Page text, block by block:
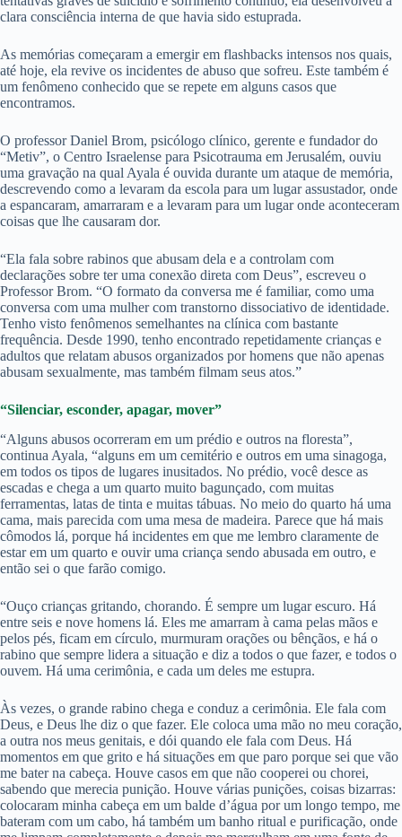
clara consciência interna de que havia sido estuprada.
As memórias começaram a emergir em flashbacks intensos nos quais,
até hoje, ela revive os incidentes de abuso que sofreu. Este também é
um fenômeno conhecido que se repete em alguns casos que
encontramos.
O professor Daniel Brom, psicólogo clínico, gerente e fundador do
“Metiv”, o Centro Israelense para Psicotrauma em Jerusalém, ouviu
uma gravação na qual Ayala é ouvida durante um ataque de memória,
descrevendo como a levaram da escola para um lugar assustador, onde
a espancaram, amarraram e a levaram para um lugar onde aconteceram
coisas que lhe causaram dor.
“Ela fala sobre rabinos que abusam dela e a controlam com
declarações sobre ter uma conexão direta com Deus”, escreveu o
Professor Brom. “O formato da conversa me é familiar, como uma
conversa com uma mulher com transtorno dissociativo de identidade.
Tenho visto fenômenos semelhantes na clínica com bastante
frequência. Desde 1990, tenho encontrado repetidamente crianças e
adultos que relatam abusos organizados por homens que não apenas
abusam sexualmente, mas também filmam seus atos.”
“Silenciar, esconder, apagar, mover”
“Alguns abusos ocorreram em um prédio e outros na floresta”,
continua Ayala, “alguns em um cemitério e outros em uma sinagoga,
em todos os tipos de lugares inusitados. No prédio, você desce as
escadas e chega a um quarto muito bagunçado, com muitas
ferramentas, latas de tinta e muitas tábuas. No meio do quarto há uma
cama, mais parecida com uma mesa de madeira. Parece que há mais
cômodos lá, porque há incidentes em que me lembro claramente de
estar em um quarto e ouvir uma criança sendo abusada em outro, e
então sei o que farão comigo.
“Ouço crianças gritando, chorando. É sempre um lugar escuro. Há
entre seis e nove homens lá. Eles me amarram à cama pelas mãos e
pelos pés, ficam em círculo, murmuram orações ou bênçãos, e há o
rabino que sempre lidera a situação e diz a todos o que fazer, e todos o
ouvem. Há uma cerimônia, e cada um deles me estupra.
Às vezes, o grande rabino chega e conduz a cerimônia. Ele fala com
Deus, e Deus lhe diz o que fazer. Ele coloca uma mão no meu coração,
a outra nos meus genitais, e dói quando ele fala com Deus. Há
momentos em que grito e há situações em que paro porque sei que vão
me bater na cabeça. Houve casos em que não cooperei ou chorei,
sabendo que merecia punição. Houve várias punições, coisas bizarras:
colocaram minha cabeça em um balde d’água por um longo tempo, me
bateram com um cabo, há também um banho ritual e purificação, onde